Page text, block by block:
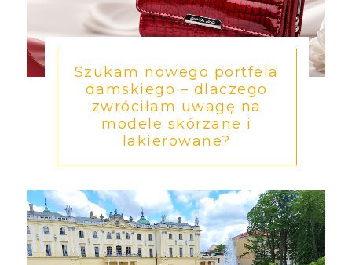
Szukam nowego portfela
damskiego – dlaczego
zwróciłam uwagę na
modele skórzane i
lakierowane?